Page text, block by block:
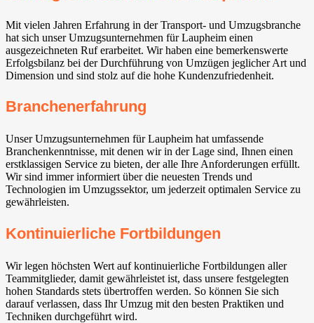
Mit vielen Jahren Erfahrung in der Transport- und Umzugsbranche
hat sich unser Umzugsunternehmen für Laupheim einen
ausgezeichneten Ruf erarbeitet. Wir haben eine bemerkenswerte
Erfolgsbilanz bei der Durchführung von Umzügen jeglicher Art und
Dimension und sind stolz auf die hohe Kundenzufriedenheit.
Branchenerfahrung
Unser Umzugsunternehmen für Laupheim hat umfassende
Branchenkenntnisse, mit denen wir in der Lage sind, Ihnen einen
erstklassigen Service zu bieten, der alle Ihre Anforderungen erfüllt.
Wir sind immer informiert über die neuesten Trends und
Technologien im Umzugssektor, um jederzeit optimalen Service zu
gewährleisten.
Kontinuierliche Fortbildungen
Wir legen höchsten Wert auf kontinuierliche Fortbildungen aller
Teammitglieder, damit gewährleistet ist, dass unsere festgelegten
hohen Standards stets übertroffen werden. So können Sie sich
darauf verlassen, dass Ihr Umzug mit den besten Praktiken und
Techniken durchgeführt wird.